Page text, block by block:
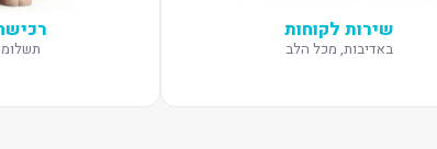
שירות לקוחות
באדיבות, מכל הלב